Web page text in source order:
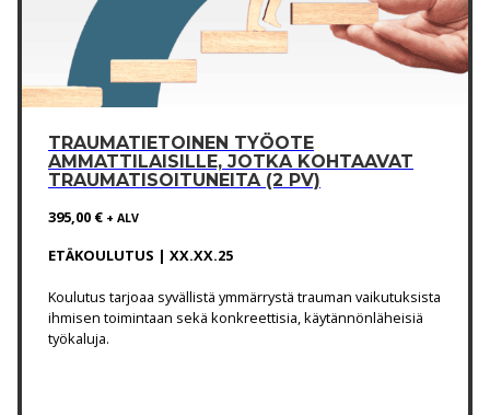
TRAUMATIETOINEN TYÖOTE
AMMATTILAISILLE, JOTKA KOHTAAVAT
TRAUMATISOITUNEITA (2 PV)
395,00 € + ALV
ETÄKOULUTUS | XX.XX.25
Koulutus tarjoaa syvällistä ymmärrystä trauman vaikutuksista
ihmisen toimintaan sekä konkreettisia, käytännönläheisiä
työkaluja.